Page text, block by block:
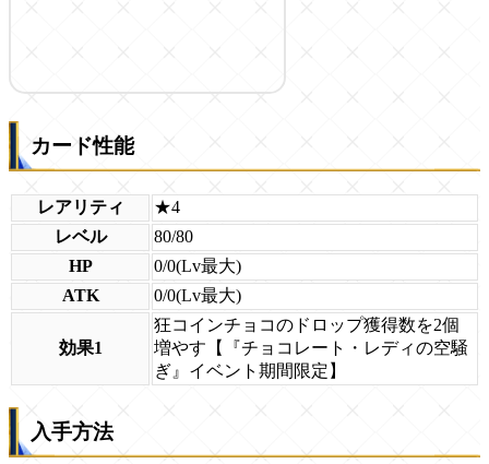
カード性能
レアリティ
★4
レベル
80/80
HP
0/0(Lv最大)
ATK
0/0(Lv最大)
効果1
狂コインチョコのドロップ獲得数を2個
増やす【『チョコレート・レディの空騒
ぎ』イベント期間限定】
入手方法